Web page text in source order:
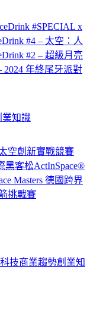
#SPECIAL x
#4 – 太空：人
#2 – 超級月亮
2024 年終尾牙派對
業知識
空創新實戰競賽
黑客松ActInSpace®
Masters 德國跨界
挑戰賽
技商業趨勢創業知